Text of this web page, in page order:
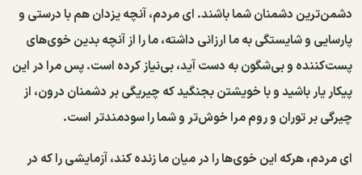
دشمن‌ترین دشمنان شما باشند. ای مردم، آنچه یزدان هم با درستی و
پارسایی و شایستگی به ما ارزانی داشته، ما را از آنچه بدین خوی‌های
پست‌کننده و بی‌شگون به دست آید، بی‌نیاز کرده است. پس مرا در این
پیکار یار باشید و با خویشتن بجنگید که چیریگی بر دشمنان درون، از
چیرگی بر توران و روم مرا خوش‌تر و شما را سودمندتر است.
ای مردم، هرکه این خوی‌ها را در میان ما زنده کند، آزمایشی را که در